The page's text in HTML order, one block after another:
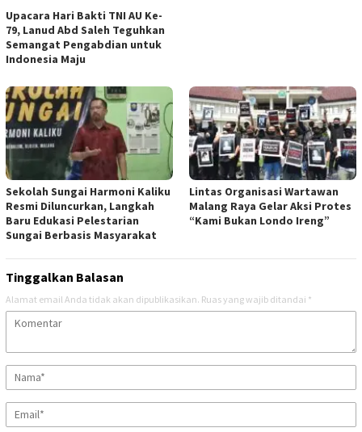
Upacara Hari Bakti TNI AU Ke-
79, Lanud Abd Saleh Teguhkan
Semangat Pengabdian untuk
Indonesia Maju
Sekolah Sungai Harmoni Kaliku
Resmi Diluncurkan, Langkah
Baru Edukasi Pelestarian
Sungai Berbasis Masyarakat
Lintas Organisasi Wartawan
Malang Raya Gelar Aksi Protes
“Kami Bukan Londo Ireng”
Tinggalkan Balasan
Alamat email Anda tidak akan dipublikasikan. Ruas yang wajib ditandai *